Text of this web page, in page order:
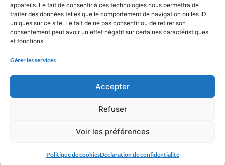
appareils. Le fait de consentir à ces technologies nous permettra de
traiter des données telles que le comportement de navigation ou les ID
uniques sur ce site. Le fait de ne pas consentir ou de retirer son
consentement peut avoir un effet négatif sur certaines caractéristiques
et fonctions.
Gérer les services
Accepter
Refuser
Voir les préférences
Politique de cookiesDéclaration de confidentialité
Le numérique